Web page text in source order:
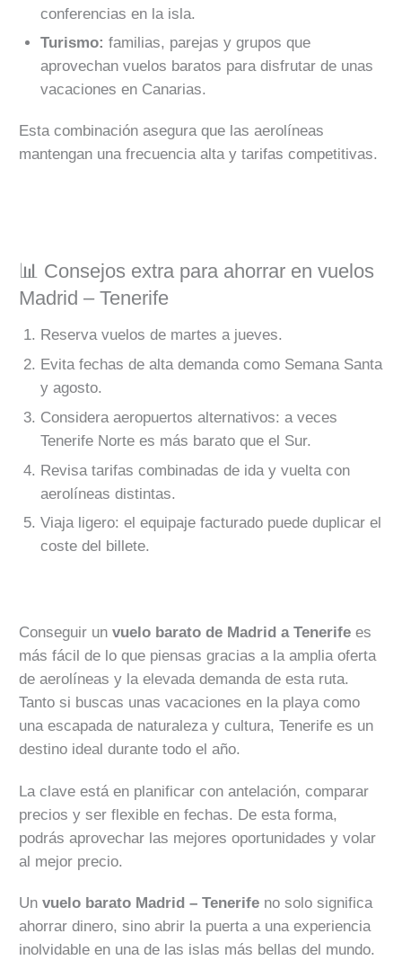
conferencias en la isla.
Turismo: familias, parejas y grupos que
aprovechan vuelos baratos para disfrutar de unas
vacaciones en Canarias.
Esta combinación asegura que las aerolíneas
mantengan una frecuencia alta y tarifas competitivas.
📊 Consejos extra para ahorrar en vuelos
Madrid – Tenerife
Reserva vuelos de martes a jueves.
Evita fechas de alta demanda como Semana Santa
y agosto.
Considera aeropuertos alternativos: a veces
Tenerife Norte es más barato que el Sur.
Revisa tarifas combinadas de ida y vuelta con
aerolíneas distintas.
Viaja ligero: el equipaje facturado puede duplicar el
coste del billete.
Conseguir un vuelo barato de Madrid a Tenerife es
más fácil de lo que piensas gracias a la amplia oferta
de aerolíneas y la elevada demanda de esta ruta.
Tanto si buscas unas vacaciones en la playa como
una escapada de naturaleza y cultura, Tenerife es un
destino ideal durante todo el año.
La clave está en planificar con antelación, comparar
precios y ser flexible en fechas. De esta forma,
podrás aprovechar las mejores oportunidades y volar
al mejor precio.
Un vuelo barato Madrid – Tenerife no solo significa
ahorrar dinero, sino abrir la puerta a una experiencia
inolvidable en una de las islas más bellas del mundo.